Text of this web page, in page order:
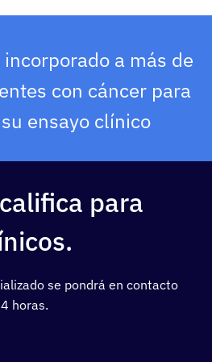
a más de
con cáncer para
ensayo clínico
para
se pondrá en contacto
horas.